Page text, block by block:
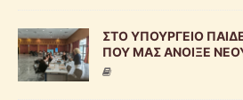
ΣΤΟ ΥΠΟΥΡΓΕΙΟ
ΠΟΥ ΜΑΣ ΑΝΟΙΞΕ